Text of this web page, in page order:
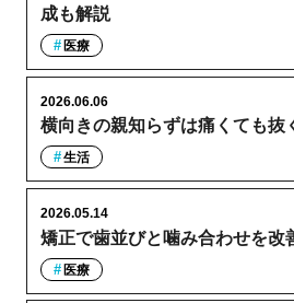
成も解説
医療
横向きの親知らずは痛くても抜
2026.06.06
生活
矯正で歯並びと噛み合わせを改
2026.05.14
医療